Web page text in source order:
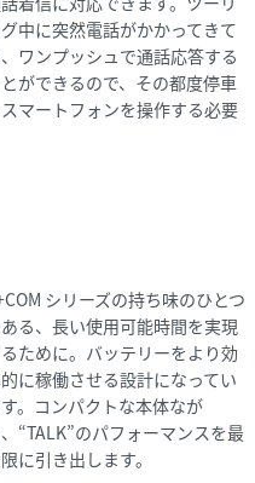
中に突然電話がかかってきて
ワンプッシュで通話応答する
ができるので、その都度停車
スマートフォンを操作する必要
シリーズの持ち味のひとつ
る、長い使用可能時間を実現
ために。バッテリーをより効
に稼働させる設計になってい
。コンパクトな本体なが
“TALK”のパフォーマンスを最
に引き出します。